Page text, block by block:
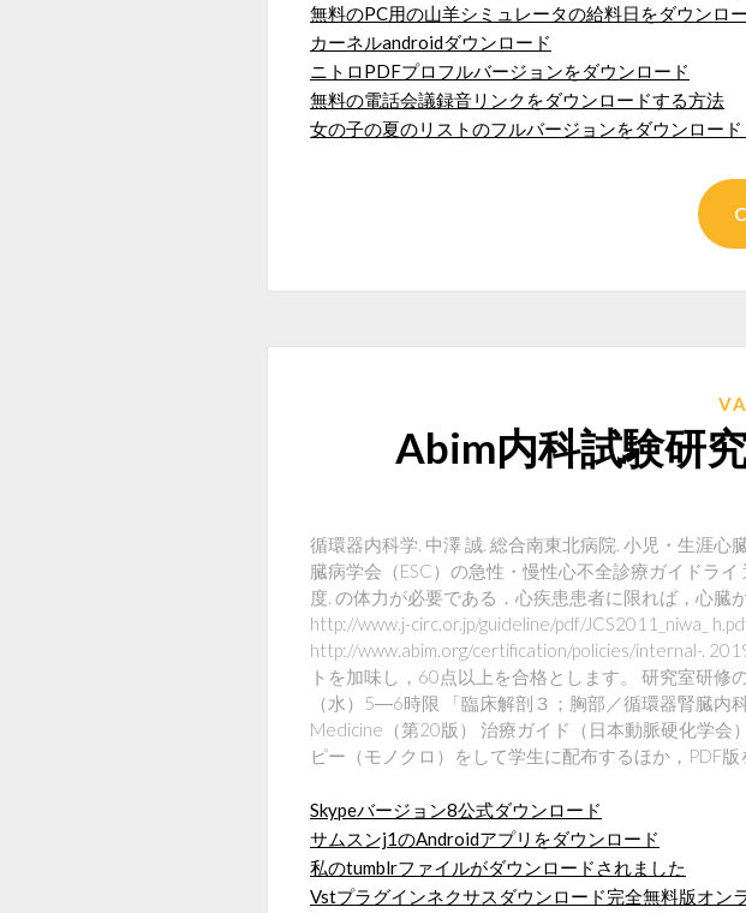
無料のPC用の山羊シミュレータの給料日をダウンロ
カーネルandroidダウンロード
ニトロPDFプロフルバージョンをダウンロード
無料の電話会議録音リンクをダウンロードする方法
女の子の夏のリストのフルバージョンをダウンロー
Abim内科試験研
循環器内科学. 中澤 誠. 総合南東北病院. 小児・生涯
臓病学会（ESC）の急性・慢性心不全診療ガイドラ
度. の体力が必要である．心疾患患者に限れば，心臓
http://www.j-circ.or.jp/guideline/pdf/JCS2011_niwa_
http://www.abim.org/certification/policies/internal-.
トを加味し，60点以上を合格とします。 研究室研
（水）5―6時限 「臨床解剖３；胸部／循環器腎臓内
Medicine（第20版） 治療ガイド（日本動脈硬化学会
ピー（モノクロ）をして学生に配布するほか，PDF版
Skypeバージョン8公式ダウンロード
サムスンj1のAndroidアプリをダウンロード
私のtumblrファイルがダウンロードされました
Vstプラグインネクサスダウンロード完全無料版オン